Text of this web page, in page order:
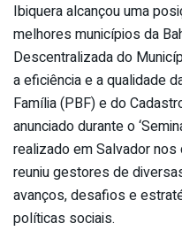
Ibiquera alcançou uma
melhores municípios da
Descentralizada do
a eficiência e a qualidade
Família (PBF) e do
anunciado durante o
realizado em Salvador
reuniu gestores de
avanços, desafios e
políticas sociais.